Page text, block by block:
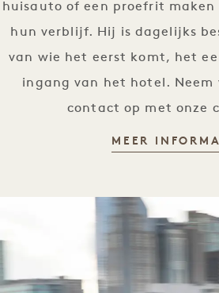
huisauto of een proefrit
hun verblijf. Hij is dagelijks
van wie het eerst komt, het
ingang van het hotel. Neem
contact op met onze
MEER